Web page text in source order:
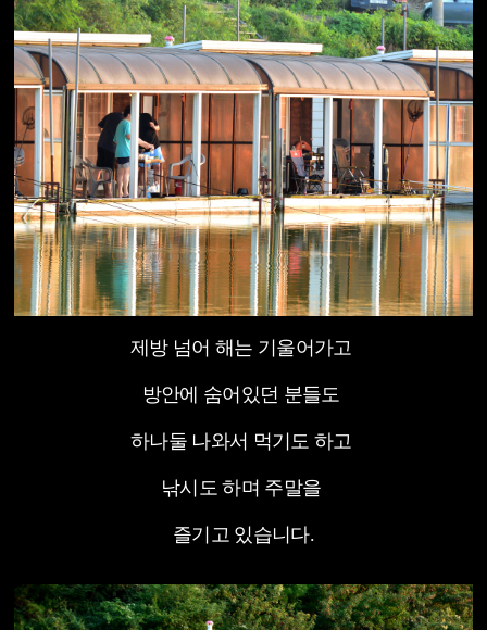
제방 넘어 해는 기울어가고
방안에 숨어있던 분들도
하나둘 나와서 먹기도 하고
낚시도 하며 주말을
즐기고 있습니다.